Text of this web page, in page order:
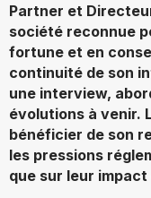
Partner et
société reconnue
fortune et en
continuité de son
une interview,
évolutions à venir.
bénéficier de son
les pressions
que sur leur